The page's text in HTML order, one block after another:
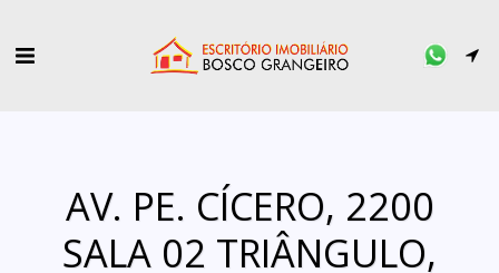
AV. PE. CÍCERO, 2200
SALA 02 TRIÂNGULO,